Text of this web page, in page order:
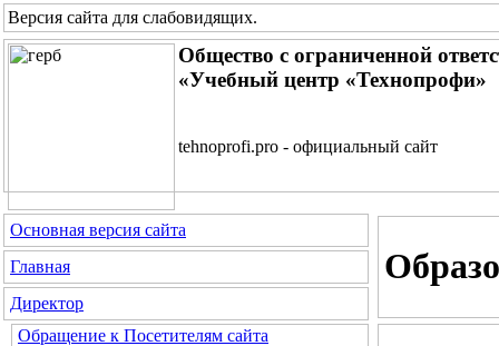
Версия сайта для слабовидящих.
Общество с ограниченной
«Учебный центр «Технопрофи»
tehnoprofi.pro - официальный сайт
Основная версия сайта
Главная
Директор
Обращение к Посетителям сайта